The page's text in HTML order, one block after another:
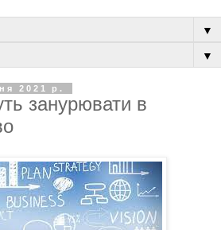
▼
▼
2021 р.
занурювати в